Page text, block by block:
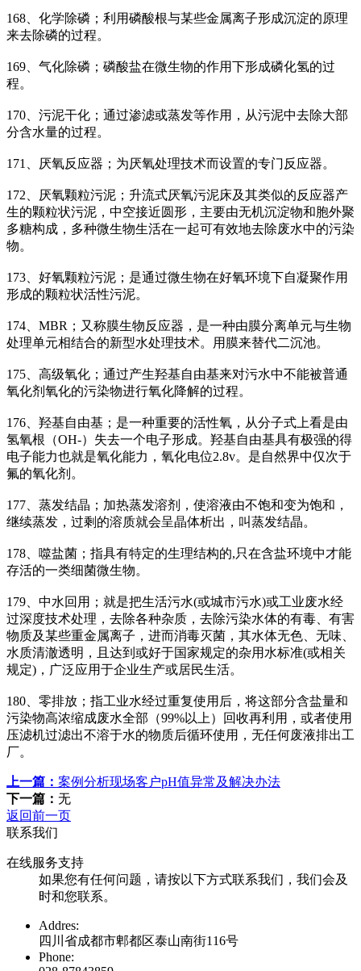
168、化学除磷；利用磷酸根与某些金属离子形成沉淀的原理
来去除磷的过程。
169、气化除磷；磷酸盐在微生物的作用下形成磷化氢的过
程。
170、污泥干化；通过渗滤或蒸发等作用，从污泥中去除大部
分含水量的过程。
171、厌氧反应器；为厌氧处理技术而设置的专门反应器。
172、厌氧颗粒污泥；升流式厌氧污泥床及其类似的反应器产
生的颗粒状污泥，中空接近圆形，主要由无机沉淀物和胞外聚
多糖构成，多种微生物生活在一起可有效地去除废水中的污染
物。
173、好氧颗粒污泥；是通过微生物在好氧环境下自凝聚作用
形成的颗粒状活性污泥。
174、MBR；又称膜生物反应器，是一种由膜分离单元与生物
处理单元相结合的新型水处理技术。用膜来替代二沉池。
175、高级氧化；通过产生羟基自由基来对污水中不能被普通
氧化剂氧化的污染物进行氧化降解的过程。
176、羟基自由基；是一种重要的活性氧，从分子式上看是由
氢氧根（OH-）失去一个电子形成。羟基自由基具有极强的得
电子能力也就是氧化能力，氧化电位2.8v。是自然界中仅次于
氟的氧化剂。
177、蒸发结晶；加热蒸发溶剂，使溶液由不饱和变为饱和，
继续蒸发，过剩的溶质就会呈晶体析出，叫蒸发结晶。
178、噬盐菌；指具有特定的生理结构的,只在含盐环境中才能
存活的一类细菌微生物。
179、中水回用；就是把生活污水(或城市污水)或工业废水经
过深度技术处理，去除各种杂质，去除污染水体的有毒、有害
物质及某些重金属离子，进而消毒灭菌，其水体无色、无味、
水质清澈透明，且达到或好于国家规定的杂用水标准(或相关
规定)，广泛应用于企业生产或居民生活。
180、零排放；指工业水经过重复使用后，将这部分含盐量和
污染物高浓缩成废水全部（99%以上）回收再利用，或者使用
压滤机过滤出不溶于水的物质后循环使用，无任何废液排出工
厂。
上一篇： 案例分析现场客户pH值异常及解决办法
下一篇： 无
返回前一页
联系我们
在线服务支持
如果您有任何问题，请按以下方式联系我们，我们会及
时和您联系。
Addres:
四川省成都市郫都区泰山南街116号
Phone: